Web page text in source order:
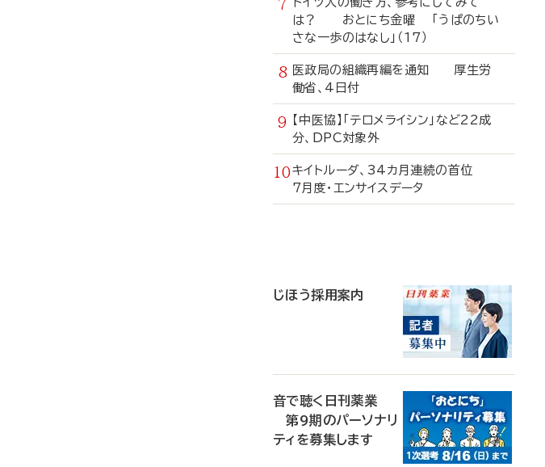
は？ おとにち金曜 「うぱのちい
さな一歩のはなし」（17）
医政局の組織再編を通知 厚生労
働省、4日付
【中医協】「テロメライシン」など22成
分、DPC対象外
キイトルーダ、34カ月連続の首位
7月度・エンサイスデータ
じほう採用案内
音で聴く日刊薬業
第9期のパーソナリ
ティを募集します